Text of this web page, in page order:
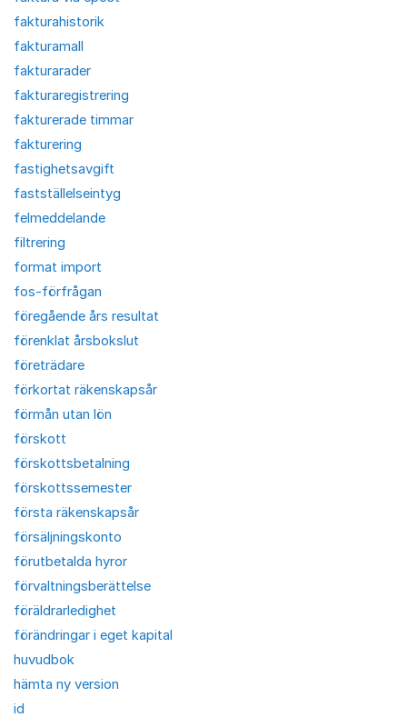
fakturahistorik
fakturamall
fakturarader
fakturaregistrering
fakturerade timmar
fakturering
fastighetsavgift
fastställelseintyg
felmeddelande
filtrering
format import
fos-förfrågan
föregående års resultat
förenklat årsbokslut
företrädare
förkortat räkenskapsår
förmån utan lön
förskott
förskottsbetalning
förskottssemester
första räkenskapsår
försäljningskonto
förutbetalda hyror
förvaltningsberättelse
föräldrarledighet
förändringar i eget kapital
huvudbok
hämta ny version
id